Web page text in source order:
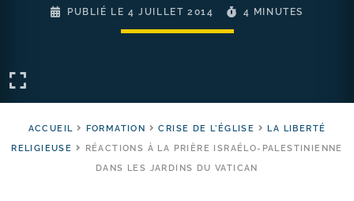
PUBLIÉ LE4 JUILLET 2014 4 MINUTES
ACCUEIL FORMATION CRISE DE L'ÉGLISE
LA LIBERTÉ
RELIGIEUSE
RÉACTIONS À LA PRIÈRE ISRAÉLO-PALESTINIENNE
DANS LES JARDINS DU VATICAN